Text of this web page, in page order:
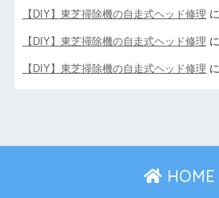
【DIY】東芝掃除機の自走式ヘッド修理 に
【DIY】東芝掃除機の自走式ヘッド修理 に
【DIY】東芝掃除機の自走式ヘッド修理 に
HOME